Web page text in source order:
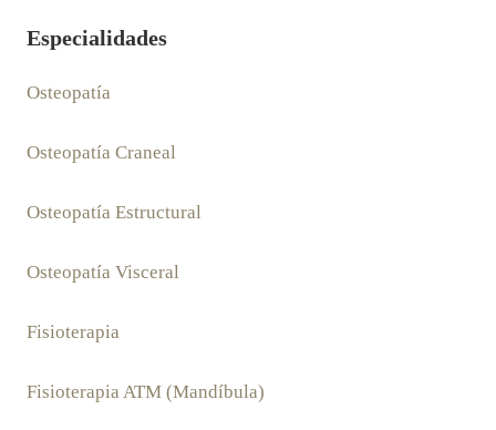
Especialidades
Osteopatía
Osteopatía Craneal
Osteopatía Estructural
Osteopatía Visceral
Fisioterapia
Fisioterapia ATM (Mandíbula)